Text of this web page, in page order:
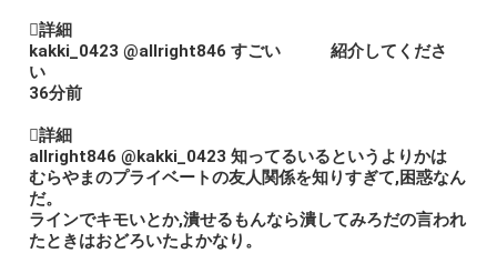
詳細
kakki_0423 @allright846 すごい 紹介してくださ
い
36分前
詳細
allright846 @kakki_0423 知ってるいるというよりかは
むらやまのプライベートの友人関係を知りすぎて,困惑なん
だ。
ラインでキモいとか,潰せるもんなら潰してみろだの言われ
たときはおどろいたよかなり。